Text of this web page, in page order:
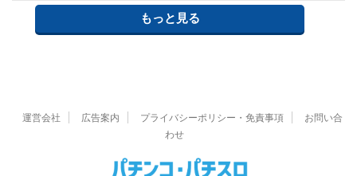
もっと見る
運営会社 広告案内 プライバシーポリシー・免責事項
お問い合
わせ